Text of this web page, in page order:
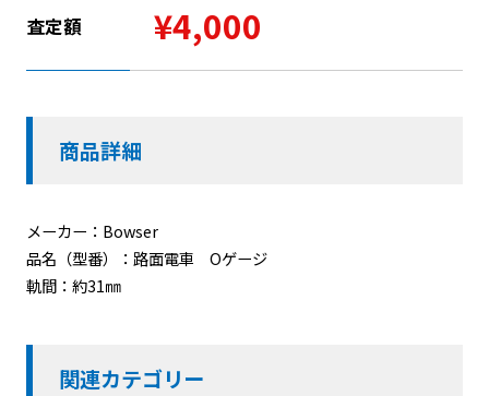
査定額 ¥4,000
商品詳細
メーカー：Bowser
品名（型番）：路面電車 Oゲージ
軌間：約31㎜
関連カテゴリー